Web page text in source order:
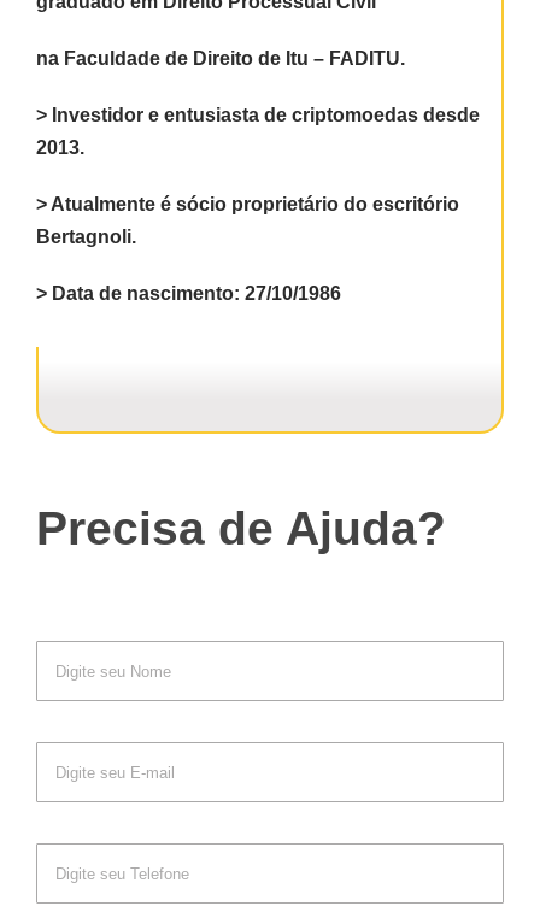
na Faculdade de Direito de Itu – FADITU.
> Investidor e entusiasta de criptomoedas desde
2013.
> Atualmente é sócio proprietário do escritório
Bertagnoli.
> Data de nascimento: 27/10/1986
Precisa de Ajuda?